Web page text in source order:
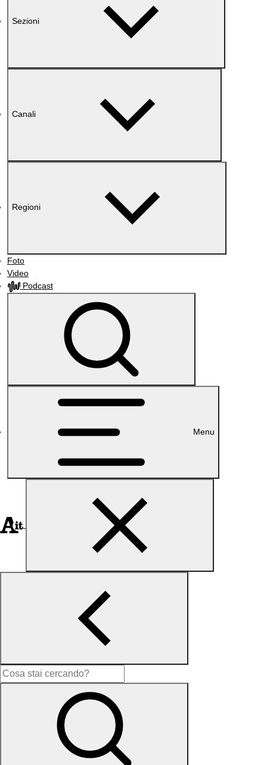
Sezioni
Canali
Regioni
Foto
Video
Podcast
Menu